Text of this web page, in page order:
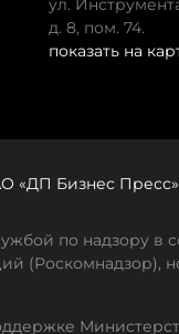
ул.
д. 8, пом. 74.
показать на
«ДП Бизнес Пресс»
по надзору в
(Роскомнадзор),